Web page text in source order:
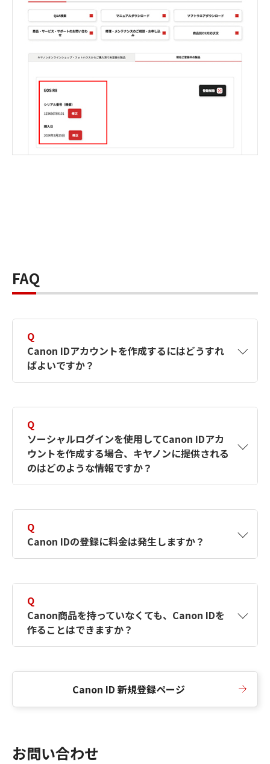
FAQ
Q
Canon IDアカウントを作成するにはどうすれ
ばよいですか？
す。詳しい作成方法は【カメラ】Canon IDとは
何ですか？Canon IDの作成方法は？をご確認く
ださい。
Q
ソーシャルログインを使用してCanon IDアカ
ウントを作成する場合、キヤノンに提供される
のはどのような情報ですか？
択したサービスから取得します。アカウントを
簡単に作成できるように、この情報を使用して
Canon IDの登録フォームを入力します。
Q
Canon IDの登録に料金は発生しますか？
Q
Canon商品を持っていなくても、Canon IDを
作ることはできますか？
Canon ID 新規登録ページ
お問い合わせ